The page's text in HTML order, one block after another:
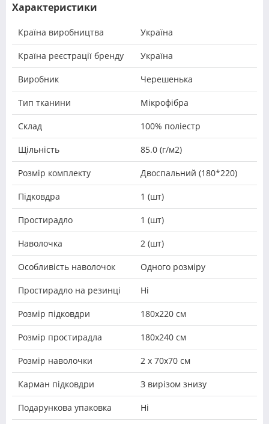
Характеристики
Країна виробництва Україна
Країна реєстрації бренду Україна
Виробник Черешенька
Тип тканини Мікрофібра
Склад 100% поліестр
Щільність 85.0 (г/м2)
Розмір комплекту Двоспальний (180*220)
Підковдра 1 (шт)
Простирадло 1 (шт)
Наволочка 2 (шт)
Особливість наволочок Одного розміру
Простирадло на резинці Ні
Розмір підковдри 180х220 см
Розмір простирадла 180x240 см
Розмір наволочки 2 х 70х70 см
Карман підковдри З вирізом знизу
Подарункова упаковка Ні